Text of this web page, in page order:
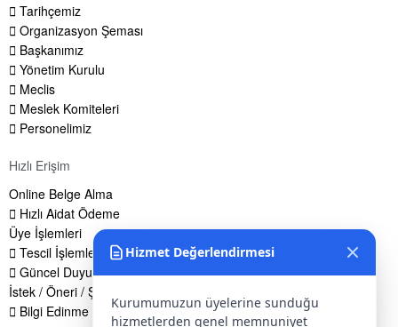
Tarihçemiz
Organizasyon Şeması
Başkanımız
Yönetim Kurulu
Meclis
Meslek Komiteleri
Personelimiz
Hızlı Erişim
Online Belge Alma
Hızlı Aidat Ödeme
Üye İşlemleri
Tescil İşlemleri
Güncel Duyurular
İstek / Öneri / Şikayet Formu
Bilgi Edinme Hakkı
Hizmet Değerlendirmesi
Kurumumuzun üyelerine sunduğu
hizmetlerden genel memnuniyet